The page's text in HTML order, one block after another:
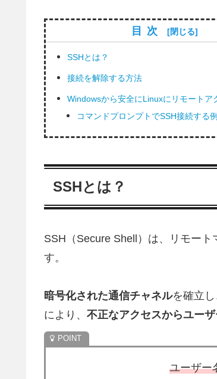
目次
SSHとは？
接続を解除する方法
Windowsから安全にLinuxにリモートア
コマンドプロンプトでSSH接続する例
SSHとは？
SSH（Secure Shell）は、リモー
す。
暗号化された通信チャネルを確立
により、 不正なアクセスからユー
ユーザー